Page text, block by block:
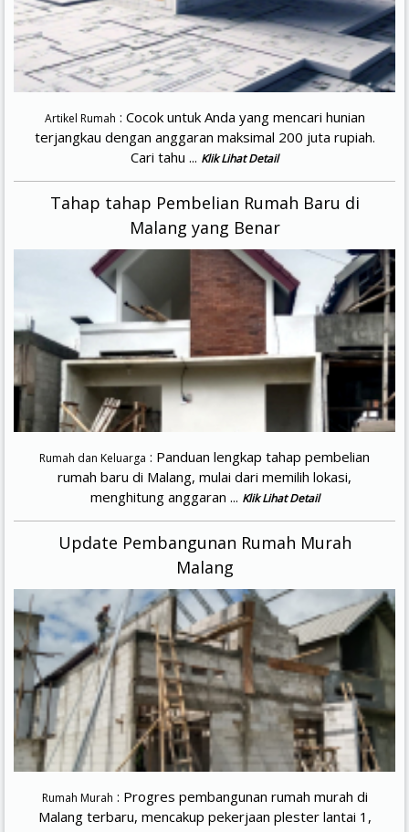
Artikel Rumah : Cocok untuk Anda yang mencari hunian
terjangkau dengan anggaran maksimal 200 juta rupiah.
Cari tahu ... Klik Lihat Detail
Tahap tahap Pembelian Rumah Baru di
Malang yang Benar
Rumah dan Keluarga : Panduan lengkap tahap pembelian
rumah baru di Malang, mulai dari memilih lokasi,
menghitung anggaran ... Klik Lihat Detail
Update Pembangunan Rumah Murah
Malang
Rumah Murah : Progres pembangunan rumah murah di
Malang terbaru, mencakup pekerjaan plester lantai 1,